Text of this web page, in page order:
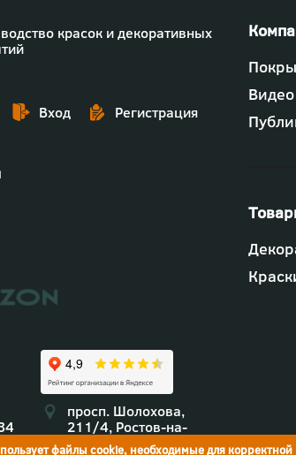
красок и декоративных
Вход Регистрация
просп. Шолохова,
211/4, Ростов-на-
Дону
-
Видео
-
файлы cookie, необходимые для